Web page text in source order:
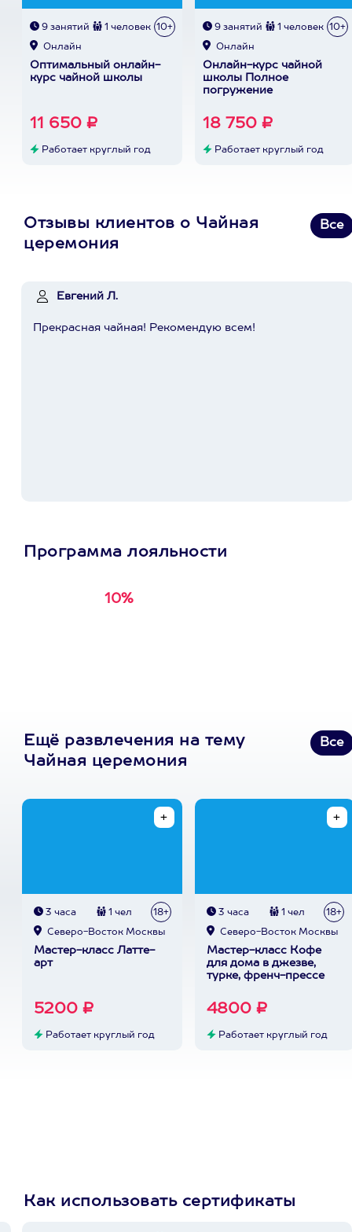
9 занятий 1 человек 10+
Онлайн
Оптимальный онлайн-
курс чайной школы
11 650 ₽
Работает круглый год
9 занятий 1 человек 10+
Онлайн
Онлайн-курс чайной
школы Полное
погружение
18 750 ₽
Работает круглый год
Отзывы клиентов о Чайная
церемония
Все
Евгений Л.
Прекрасная чайная! Рекомендую всем!
Программа лояльности
10%
Ещё развлечения на тему
Чайная церемония
Все
3 часа 1 чел 18+
Северо-Восток Москвы
Мастер-класс Латте-
арт
5200 ₽
Работает круглый год
3 часа 1 чел 18+
Северо-Восток Москвы
Мастер-класс Кофе
для дома в джезве,
турке, френч-прессе
4800 ₽
Работает круглый год
Как использовать сертификаты